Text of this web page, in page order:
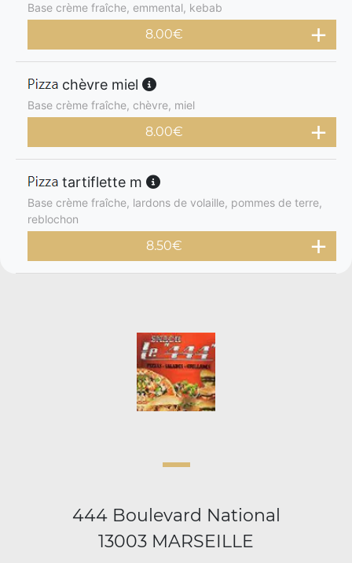
Base crème fraîche, emmental, kebab
8.00€
chèvre miel
Base crème fraîche, chèvre, miel
8.00€
tartiflette m
Base crème fraîche, lardons de volaille, pommes de terre,
reblochon
8.50€
444 Boulevard National
13003 MARSEILLE